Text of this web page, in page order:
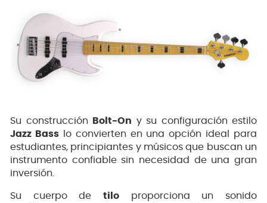
Su construcción Bolt-On y su configuración estilo
Jazz Basslo convierten en una opción ideal para
estudiantes, principiantes y músicos que buscan un
instrumento confiable sin necesidad de una gran
inversión.
Su cuerpo de tilo proporciona un sonido